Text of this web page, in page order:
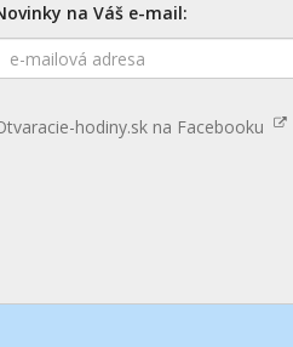
na Váš e-mail:
hodiny.sk na Facebooku